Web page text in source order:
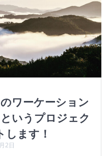
ワーケーション
いうプロジェク
します！
2日